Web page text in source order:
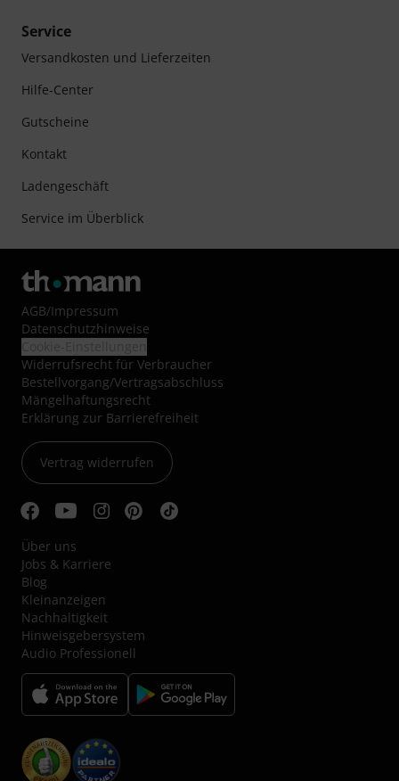
Service
Versandkosten und Lieferzeiten
Hilfe-Center
Gutscheine
Kontakt
Ladengeschäft
Service im Überblick
AGB/Impressum
Datenschutzhinweise
Widerrufsrecht für Verbraucher
Bestellvorgang/Vertragsabschluss
Mängelhaftungsrecht
Erklärung zur Barrierefreiheit
Vertrag widerrufen
Über uns
Jobs & Karriere
Blog
Kleinanzeigen
Nachhaltigkeit
Hinweisgebersystem
Audio Professionell